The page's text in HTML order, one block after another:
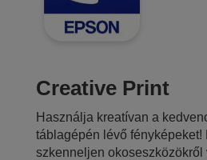
Creative Print
Használja kreatívan a
táblagépén lévő fényképeket!
szkenneljen okoseszközökről